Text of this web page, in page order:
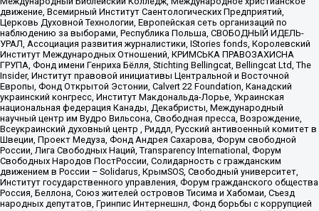
движение, Всемирный Институт Саентологических Предприятий,
Церковь Духовной Технологии, Европейская сеть организаций по
наблюдению за выборами, Республика Польша, СВОБОДНЫЙ ИДЕЛЬ-
УРАЛ, Ассоциация развития журналистики, IStories fonds, Королевский
Институт Международных Отношений, КРИМСЬКА ПРАВОЗАХИСНА
ГРУПА, Фонд имени Генриха Бёлля, Stichting Bellingcat, Bellingcat Ltd, The
Insider, Институт правовой инициативы Центральной и Восточной
Европы, Фонд Открытой Эстонии, Calvert 22 Foundation, Канадский
украинский конгресс, Институт Макдональда-Лорье, Украинская
национальная федерация Канады, Декабристы, Международный
научный центр им Вудро Вильсона, Свободная пресса, Возрождение,
Всеукраинский духовный центр , Риддл, Русский антивоенный комитет в
Швеции, Проект Медуза, Фонд Андрея Сахарова, Форум свободной
России, Лига Свободных Наций, Transparеncy International, Форум
Свободных Народов ПостРоссии, Солидарность с гражданским
движением в России – Solidarus, КрымSOS, Свободный университет,
Институт государственного управления, Форум гражданского общества
Россия, Беллона, Союз жителей островов Тисима и Хабомаи, Съезд
народных депутатов, Гринпис Интернешнл, Фонд борьбы с коррупцией